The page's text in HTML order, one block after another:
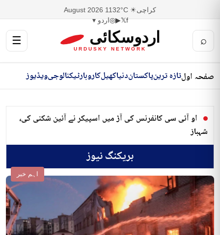
کراچی☀ 32°C
11 August 2026
f
𝕏
▶
◎اردو ▾
⌕ اردوسکائی
URDUSKY NETWORK
☰
صفحہ اولتازہ ترینپاکستاندنیاکھیلکاروبارٹیکنالوجیویڈیوز
او آئی سی کانفرنس کی آڑ میں اسپیکر نے آئین شکنی کی،
شہباز
بریکنگ نیوز
اہم خبر